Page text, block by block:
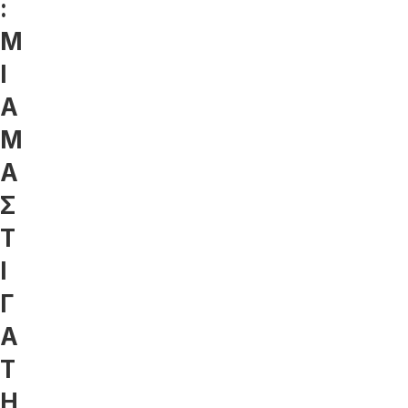
:
Μ
Ι
Α
Μ
Α
Σ
Τ
Ι
Γ
Α
Τ
Η